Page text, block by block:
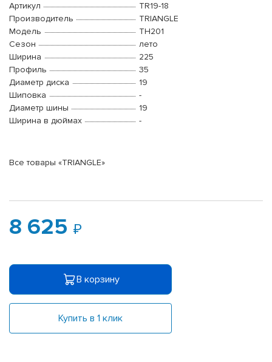
Артикул
TR19-18
Производитель
TRIANGLE
Модель
TH201
Сезон
лето
Ширина
225
Профиль
35
Диаметр диска
19
Шиповка
-
Диаметр шины
19
Ширина в дюймах
-
Все товары «TRIANGLE»
8 625
В корзину
Купить в 1 клик